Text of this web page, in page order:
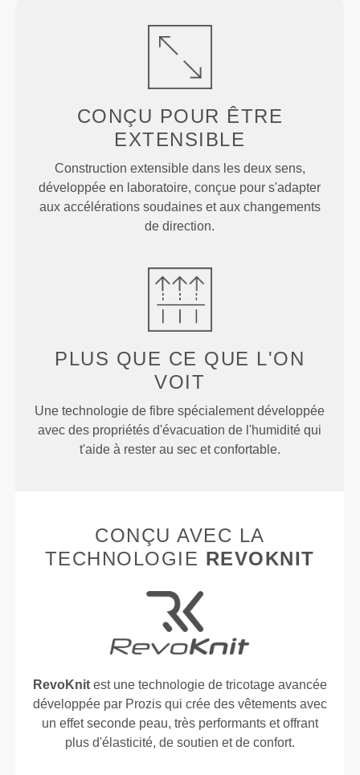
CONÇU POUR ÊTRE
EXTENSIBLE
Construction extensible dans les deux sens,
développée en laboratoire, conçue pour s'adapter
aux accélérations soudaines et aux changements
de direction.
PLUS QUE CE QUE L'ON
VOIT
Une technologie de fibre spécialement développée
avec des propriétés d'évacuation de l'humidité qui
t'aide à rester au sec et confortable.
CONÇU AVEC LA
TECHNOLOGIE REVOKNIT
RevoKnitest une technologie de tricotage avancée
développée par Prozis qui crée des vêtements avec
un effet seconde peau, très performants et offrant
plus d'élasticité, de soutien et de confort.